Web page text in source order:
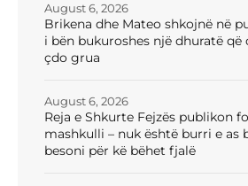
Brikena dhe Mateo shkojnë në
i bën bukuroshes një dhuratë
çdo grua
August 6, 2026
Reja e Shkurte Fejzës publikon
mashkulli – nuk është burri e as
besoni për kë bëhet fjalë
August 6, 2026